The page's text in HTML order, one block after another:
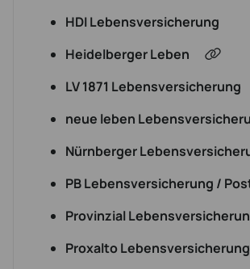
HDI Lebensversicherung
Heidelberger Leben
LV 1871 Lebensversicherung
neue leben
Nürnberger
PB Lebensversicherung /
Provinzial
Proxalto Lebensversicherung